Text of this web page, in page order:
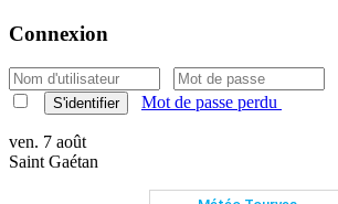
Connexion
S'identifier Mot de passe perdu
ven. 7 août
Saint Gaétan